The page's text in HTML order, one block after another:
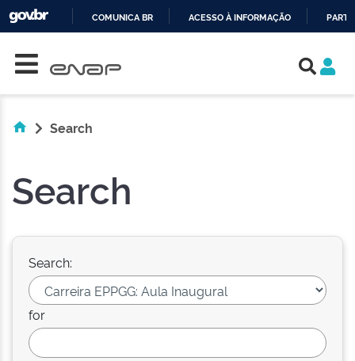
COMUNICA BR ACESSO À INFORMAÇÃO
Search
Search
Search:
for